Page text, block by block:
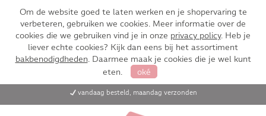
Om de website goed te laten werken en je shopervaring te
verbeteren, gebruiken we cookies. Meer informatie over de
cookies die we gebruiken vind je in onze privacy policy. Heb je
liever echte cookies? Kijk dan eens bij het assortiment
bakbenodigdheden. Daarmee maak je cookies die je wel kunt
eten.
oké
vandaag besteld, maandag verzonden